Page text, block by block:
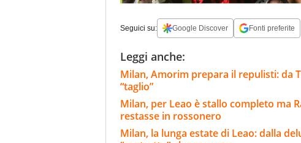
Seguici su: Google Discover Fonti preferite
Leggi anche:
Milan, Amorim prepara il repulisti: da
“taglio”
Milan, per Leao è stallo completo ma
restasse in rossonero
Milan, la lunga estate di Leao: dalla